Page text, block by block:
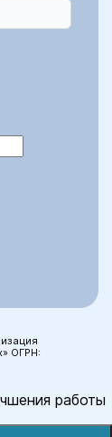
ОГРН:
работы